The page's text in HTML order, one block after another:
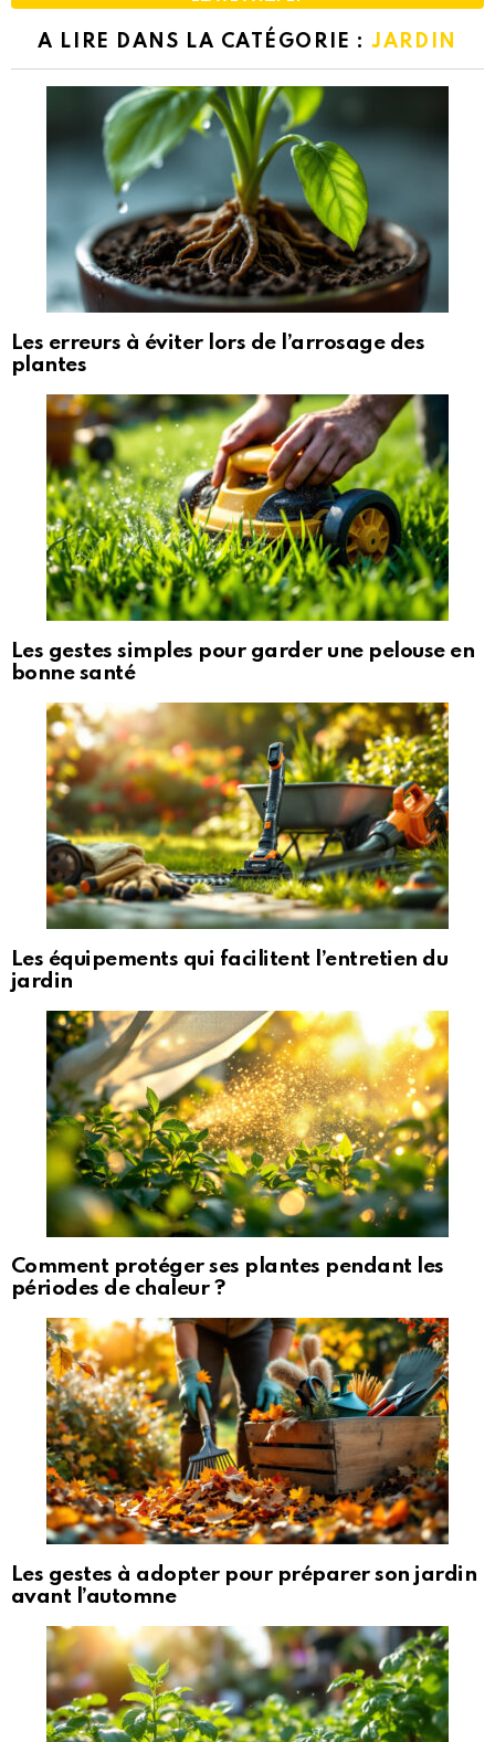
A LIRE DANS LA CATÉGORIE :JARDIN
Les erreurs à éviter lors de l’arrosage des
plantes
Les gestes simples pour garder une pelouse en
bonne santé
Les équipements qui facilitent l’entretien du
jardin
Comment protéger ses plantes pendant les
périodes de chaleur ?
Les gestes à adopter pour préparer son jardin
avant l’automne